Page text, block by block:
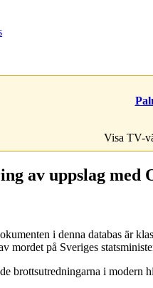
Visa TV-
av uppslag med
i denna databas är
mordet på Sveriges
brottsutredningarna i